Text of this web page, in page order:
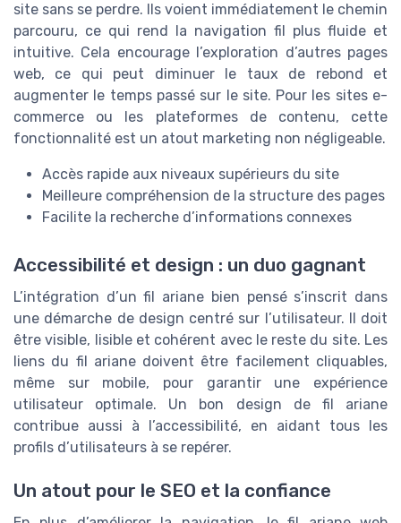
site sans se perdre. Ils voient immédiatement le chemin
parcouru, ce qui rend la navigation fil plus fluide et
intuitive. Cela encourage l’exploration d’autres pages
web, ce qui peut diminuer le taux de rebond et
augmenter le temps passé sur le site. Pour les sites e-
commerce ou les plateformes de contenu, cette
fonctionnalité est un atout marketing non négligeable.
Accès rapide aux niveaux supérieurs du site
Meilleure compréhension de la structure des pages
Facilite la recherche d’informations connexes
Accessibilité et design : un duo gagnant
L’intégration d’un fil ariane bien pensé s’inscrit dans
une démarche de design centré sur l’utilisateur. Il doit
être visible, lisible et cohérent avec le reste du site. Les
liens du fil ariane doivent être facilement cliquables,
même sur mobile, pour garantir une expérience
utilisateur optimale. Un bon design de fil ariane
contribue aussi à l’accessibilité, en aidant tous les
profils d’utilisateurs à se repérer.
Un atout pour le SEO et la confiance